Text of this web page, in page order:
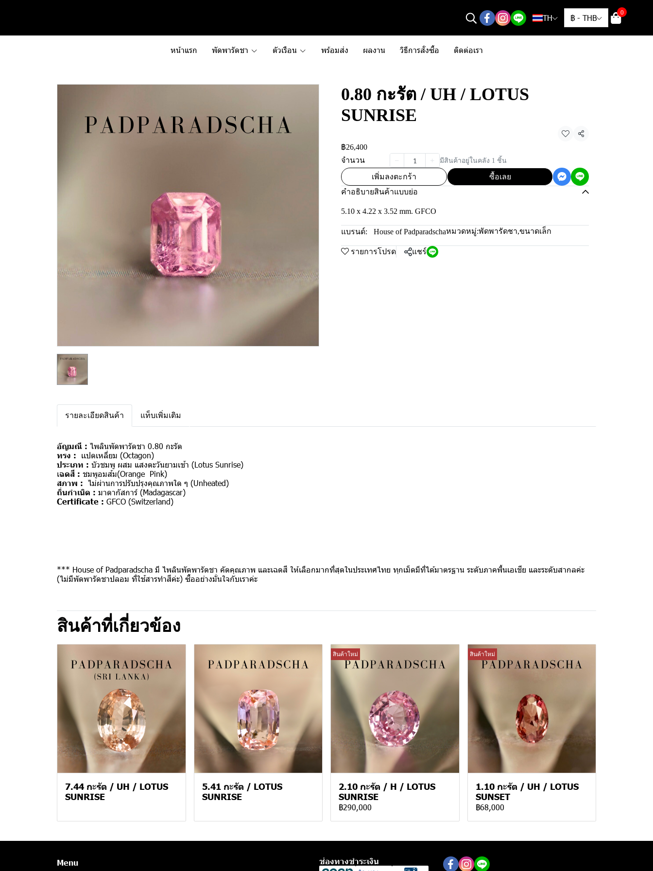
TH ฿ - THB
0
หน้าแรก พัดพารัดชา ตัวเรือน พร้อมส่ง ผลงาน วิธีการสั่งซื้อ ติดต่อเรา
0.80 กะรัต / UH / LOTUS
SUNRISE
แชร์
฿26,400
จำนวน
มีสินค้าอยู่ในคลัง 1 ชิ้น
เพิ่มลงตะกร้า ซื้อเลย
คำอธิบายสินค้าแบบย่อ
5.10 x 4.22 x 3.52 mm. GFCO
แบรนด์: House of Padparadschaหมวดหมู่:พัดพารัดชา,ขนาดเล็ก
รายการโปรด แชร์
รายละเอียดสินค้า แท็บเพิ่มเติม
อัญมณี : ไพลินพัดพารัดชา 0.80 กะรัต
ทรง : เเปดเหลี่ยม (Octagon)
ประเภท : บัวชมพู ผสม แสงตะวันยามเช้า (Lotus Sunrise)
เฉดสี : ชมพูอมส้ม(Orange Pink)
สภาพ : ไม่ผ่านการปรับปรุงคุณภาพใด ๆ (Unheated)
ถิ่นกำเนิด : มาดากัสการ์ (Madagascar)
Certificate : GFCO (Switzerland)
*** House of Padparadscha มี ไพลินพัดพารัดชา คัดคุณภาพ และเฉดสี ให้เลือกมากที่สุดในประเทศไทย ทุกเม็ดมีที่ได้มาตรฐาน ระดับภาคพื้นเอเชีย และระดับสากลค่ะ
(ไม่มีพัดพารัดชาปลอม ที่ใช้สารทำสีค่ะ) ซื้ออย่างมั่นใจกับเราค่ะ
สินค้าที่เกี่ยวข้อง
7.44 กะรัต / UH / LOTUS
SUNRISE
5.41 กะรัต / LOTUS
SUNRISE
สินค้าใหม่
2.10 กะรัต / H / LOTUS
SUNRISE
฿290,000
สินค้าใหม่
1.10 กะรัต / UH / LOTUS
SUNSET
฿68,000
Menu ช่องทางชำระเงิน